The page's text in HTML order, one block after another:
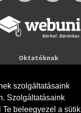
szolgáltatásaink
Szolgáltatásaink
Te beleegyezel a sütik
Oktatóknak
Webuni Stúdió
Info